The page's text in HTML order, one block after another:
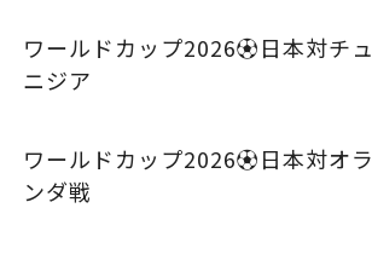
ワールドカップ2026⚽日本対チュ
ニジア
ワールドカップ2026⚽日本対オラ
ンダ戦